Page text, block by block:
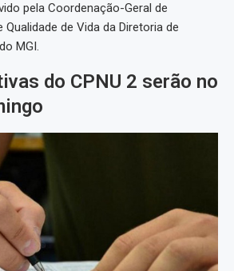
pela Coordenação-Geral de
Qualidade de Vida da Diretoria de
MGI.
do CPNU 2 serão no